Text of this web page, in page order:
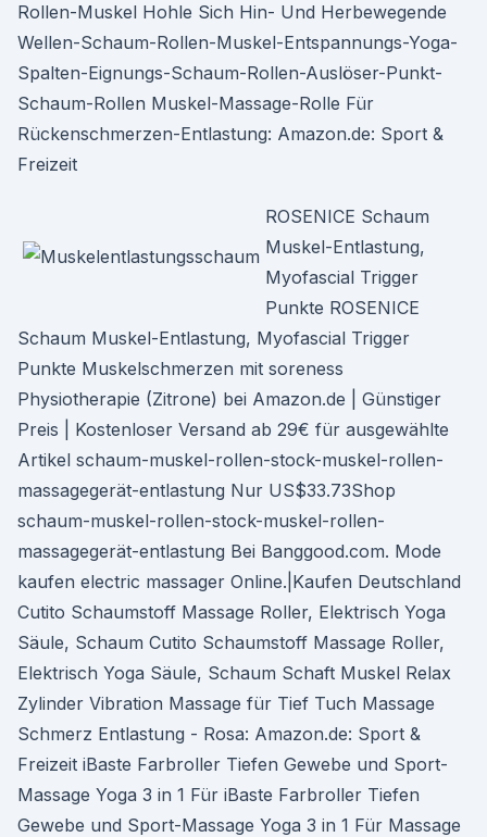
Rollen-Muskel Hohle Sich Hin- Und Herbewegende
Wellen-Schaum-Rollen-Muskel-Entspannungs-Yoga-
Spalten-Eignungs-Schaum-Rollen-Auslöser-Punkt-
Schaum-Rollen Muskel-Massage-Rolle Für
Rückenschmerzen-Entlastung: Amazon.de: Sport &
Freizeit
ROSENICE Schaum
Muskel-Entlastung,
Myofascial Trigger
Punkte ROSENICE
Schaum Muskel-Entlastung, Myofascial Trigger
Punkte Muskelschmerzen mit soreness
Physiotherapie (Zitrone) bei Amazon.de | Günstiger
Preis | Kostenloser Versand ab 29€ für ausgewählte
Artikel schaum-muskel-rollen-stock-muskel-rollen-
massagegerät-entlastung Nur US$33.73Shop
schaum-muskel-rollen-stock-muskel-rollen-
massagegerät-entlastung Bei Banggood.com. Mode
kaufen electric massager Online.|Kaufen Deutschland
Cutito Schaumstoff Massage Roller, Elektrisch Yoga
Säule, Schaum Cutito Schaumstoff Massage Roller,
Elektrisch Yoga Säule, Schaum Schaft Muskel Relax
Zylinder Vibration Massage für Tief Tuch Massage
Schmerz Entlastung - Rosa: Amazon.de: Sport &
Freizeit iBaste Farbroller Tiefen Gewebe und Sport-
Massage Yoga 3 in 1 Für iBaste Farbroller Tiefen
Gewebe und Sport-Massage Yoga 3 in 1 Für Massage